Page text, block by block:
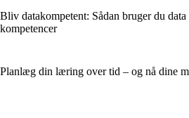
Bliv datakompetent: Sådan bruger du
kompetencer
Planlæg din læring over tid – og nå dine